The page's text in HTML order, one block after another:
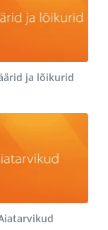
ja lõikurid